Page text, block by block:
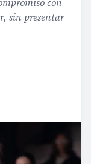
sin presentar